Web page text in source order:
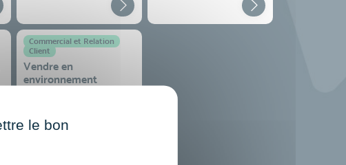
Commercial et Relation
Client
Vendre en
environnement
le bon